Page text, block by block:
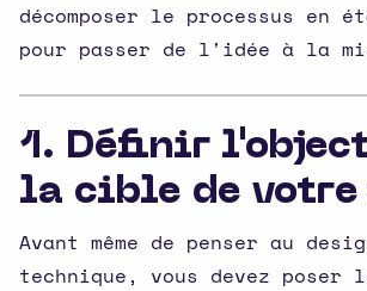
décomposer le processus en
pour passer de l'idée à la
1. Définir
la cible de
Avant même de penser au
technique, vous devez poser